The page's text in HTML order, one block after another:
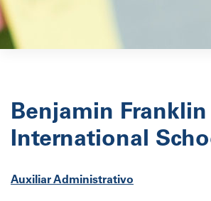
Benjamin Franklin
International
Auxiliar Administrativo